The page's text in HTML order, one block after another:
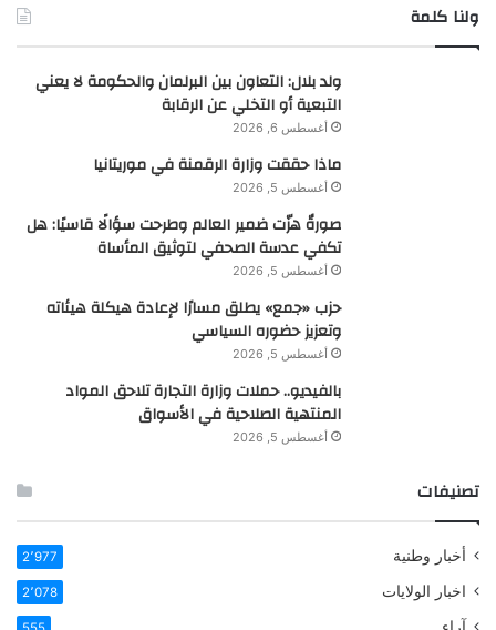
ولنا كلمة
ولد بلال: التعاون بين البرلمان والحكومة لا يعني
التبعية أو التخلي عن الرقابة
أغسطس 6, 2026
ماذا حققت وزارة الرقمنة في موريتانيا
أغسطس 5, 2026
صورةٌ هزّت ضمير العالم وطرحت سؤالًا قاسيًا: هل
تكفي عدسة الصحفي لتوثيق المأساة
أغسطس 5, 2026
حزب «جمع» يطلق مسارًا لإعادة هيكلة هيئاته
وتعزيز حضوره السياسي
أغسطس 5, 2026
بالفيديو.. حملات وزارة التجارة تلاحق المواد
المنتهية الصلاحية في الأسواق
أغسطس 5, 2026
تصنيفات
أخبار وطنية 2٬977
اخبار الولايات 2٬078
آراء